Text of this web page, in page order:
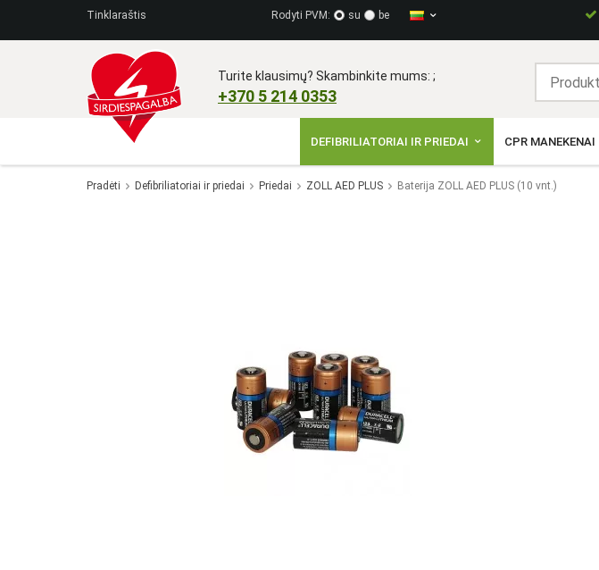
Tinklaraštis Rodyti PVM: su be
Turite klausimų? Skambinkite mums: ;
+370 5 214 0353​
DEFIBRILIATORIAI IR PRIEDAI CPR MANEKENAI
Pradėti Defibriliatoriai ir priedai Priedai ZOLL AED PLUS Baterija ZOLL AED PLUS (10 vnt.)